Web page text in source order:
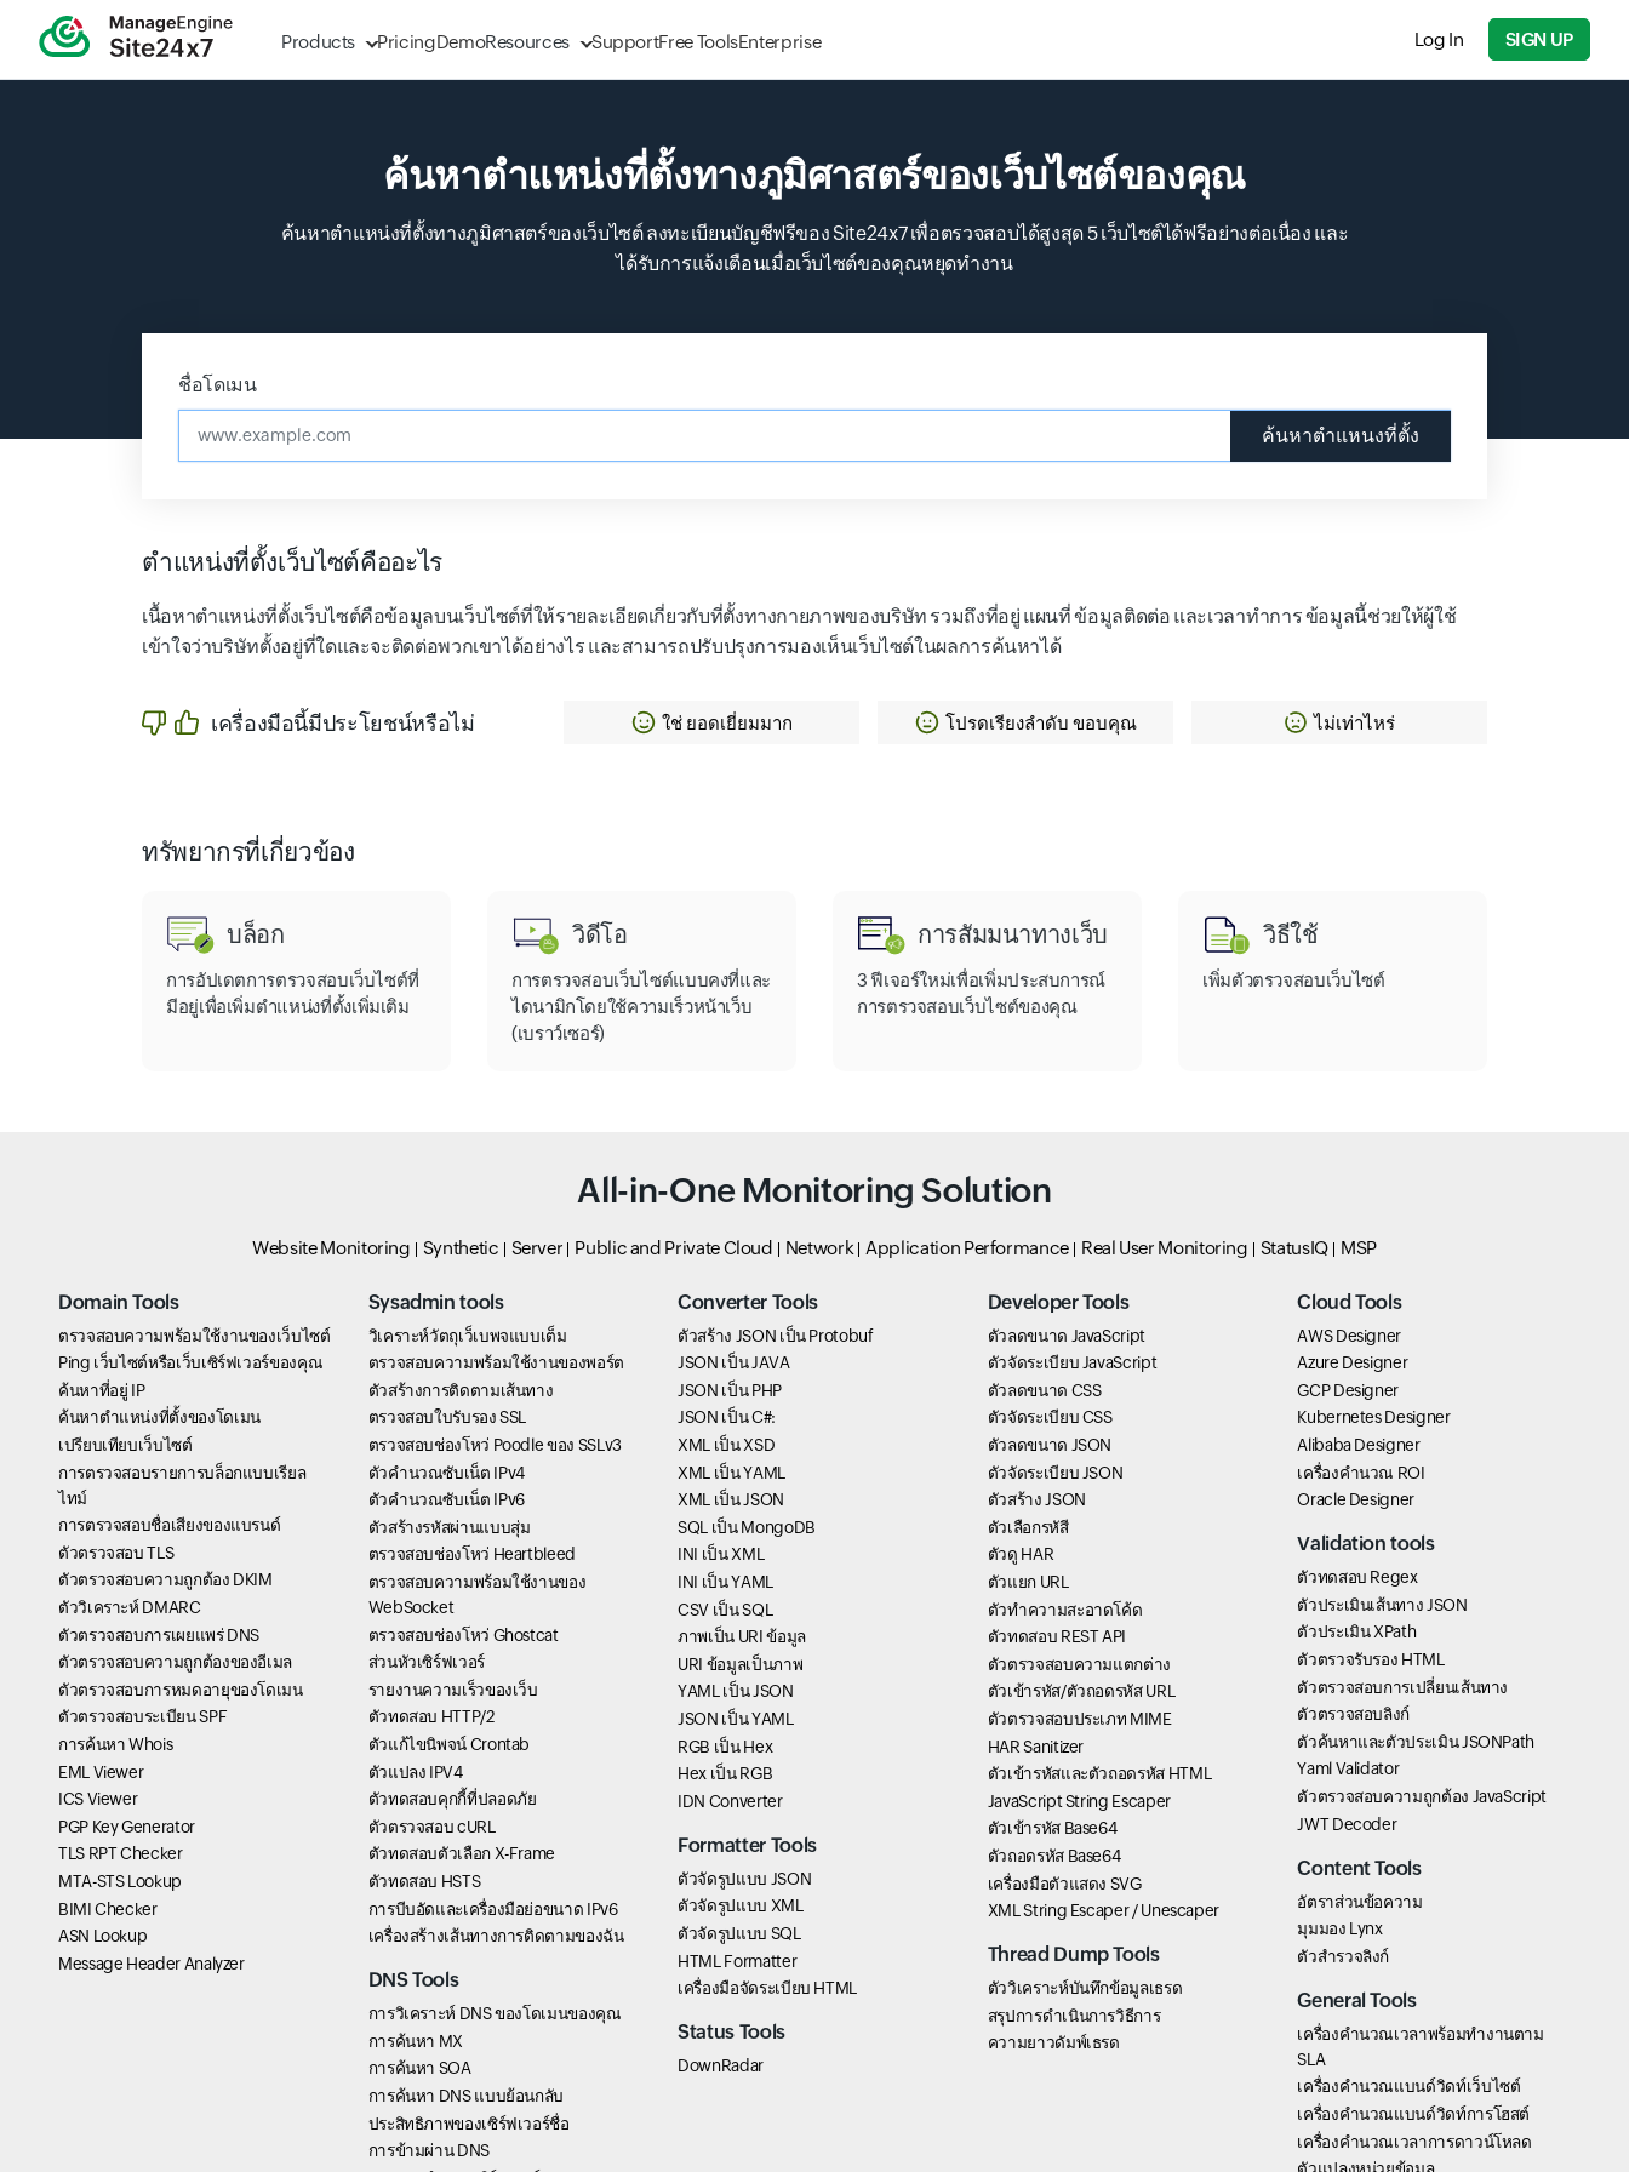
Products PricingDemoResources SupportFree ToolsEnterprise Log In SIGN UP
ค้นหาตำแหน่งที่ตั้งทางภูมิศาสตร์ของเว็บไซต์ของคุณ
ค้นหาตำแหน่งที่ตั้งทางภูมิศาสตร์ของเว็บไซต์ ลงทะเบียนบัญชีฟรีของ Site24x7 เพื่อตรวจสอบได้สูงสุด 5 เว็บไซต์ได้ฟรีอย่างต่อเนื่อง และ
ได้รับการแจ้งเตือนเมื่อเว็บไซต์ของคุณหยุดทำงาน
Input field
Input field
ชื่อโดเมนwww.example.com
ค้นหาตำแหนงที่ตั้ง
ตำแหน่งที่ตั้งเว็บไซต์คืออะไร
เนื้อหาตำแหน่งที่ตั้งเว็บไซต์คือข้อมูลบนเว็บไซต์ที่ให้รายละเอียดเกี่ยวกับที่ตั้งทางกายภาพของบริษัท รวมถึงที่อยู่ แผนที่ ข้อมูลติดต่อ และเวลาทำการ ข้อมูลนี้ช่วยให้ผู้ใช้
เข้าใจว่าบริษัทตั้งอยู่ที่ใดและจะติดต่อพวกเขาได้อย่างไร และสามารถปรับปรุงการมองเห็นเว็บไซต์ในผลการค้นหาได้
เครื่องมือนี้มีประโยชน์หรือไม่ ใช่ ยอดเยี่ยมมาก โปรดเรียงลำดับ ขอบคุณ ไม่เท่าไหร่
ทรัพยากรที่เกี่ยวข้อง
บล็อก
การอัปเดตการตรวจสอบเว็บไซต์ที่
มีอยู่เพื่อเพิ่มตำแหน่งที่ตั้งเพิ่มเติม
วิดีโอ
การตรวจสอบเว็บไซต์แบบคงที่และ
ไดนามิกโดยใช้ความเร็วหน้าเว็บ
(เบราว์เซอร์)
การสัมมนาทางเว็บ
3 ฟีเจอร์ใหม่เพื่อเพิ่มประสบการณ์
การตรวจสอบเว็บไซต์ของคุณ
วิธีใช้
เพิ่มตัวตรวจสอบเว็บไซต์
All-in-One Monitoring Solution
Website Monitoring Synthetic Server Public and Private Cloud Network Application Performance Real User Monitoring StatusIQ MSP
Domain Tools
ตรวจสอบความพร้อมใช้งานของเว็บไซต์
Ping เว็บไซต์หรือเว็บเซิร์ฟเวอร์ของคุณ
ค้นหาที่อยู่ IP
ค้นหาตำแหน่งที่ตั้งของโดเมน
เปรียบเทียบเว็บไซต์
การตรวจสอบรายการบล็อกแบบเรียล
ไทม์
การตรวจสอบชื่อเสียงของแบรนด์
ตัวตรวจสอบ TLS
ตัวตรวจสอบความถูกต้อง DKIM
ตัววิเคราะห์ DMARC
ตัวตรวจสอบการเผยแพร่ DNS
ตัวตรวจสอบความถูกต้องของอีเมล
ตัวตรวจสอบการหมดอายุของโดเมน
ตัวตรวจสอบระเบียน SPF
การค้นหา Whois
EML Viewer
ICS Viewer
PGP Key Generator
TLS RPT Checker
MTA-STS Lookup
BIMI Checker
ASN Lookup
Message Header Analyzer
Sysadmin tools
วิเคราะห์วัตถุเว็เบพจแบบเต็ม
ตรวจสอบความพร้อมใช้งานของพอร์ต
ตัวสร้างการติดตามเส้นทาง
ตรวจสอบใบรับรอง SSL
ตรวจสอบช่องโหว่ Poodle ของ SSLv3
ตัวคำนวณซับเน็ต IPv4
ตัวคำนวณซับเน็ต IPv6
ตัวสร้างรหัสผ่านแบบสุ่ม
ตรวจสอบช่องโหว่ Heartbleed
ตรวจสอบความพร้อมใช้งานของ
WebSocket
ตรวจสอบช่องโหว่ Ghostcat
ส่วนหัวเซิร์ฟเวอร์
รายงานความเร็วของเว็บ
ตัวทดสอบ HTTP/2
ตัวแก้ไขนิพจน์ Crontab
ตัวแปลง IPV4
ตัวทดสอบคุกกี้ที่ปลอดภัย
ตัวตรวจสอบ cURL
ตัวทดสอบตัวเลือก X-Frame
ตัวทดสอบ HSTS
การบีบอัดและเครื่องมือย่อขนาด IPv6
เครื่องสร้างเส้นทางการติดตามของฉัน
DNS Tools
การวิเคราะห์ DNS ของโดเมนของคุณ
การค้นหา MX
การค้นหา SOA
การค้นหา DNS แบบย้อนกลับ
ประสิทธิภาพของเซิร์ฟเวอร์ชื่อ
การข้ามผ่าน DNS
Converter Tools
ตัวสร้าง JSON เป็น Protobuf
JSON เป็น JAVA
JSON เป็น PHP
JSON เป็น C#:
XML เป็น XSD
XML เป็น YAML
XML เป็น JSON
SQL เป็น MongoDB
INI เป็น XML
INI เป็น YAML
CSV เป็น SQL
ภาพเป็น URI ข้อมูล
URI ข้อมูลเป็นภาพ
YAML เป็น JSON
JSON เป็น YAML
RGB เป็น Hex
Hex เป็น RGB
IDN Converter
Formatter Tools
ตัวจัดรูปแบบ JSON
ตัวจัดรูปแบบ XML
ตัวจัดรูปแบบ SQL
HTML Formatter
เครื่องมือจัดระเบียบ HTML
Status Tools
DownRadar
Developer Tools
ตัวลดขนาด JavaScript
ตัวจัดระเบียบ JavaScript
ตัวลดขนาด CSS
ตัวจัดระเบียบ CSS
ตัวลดขนาด JSON
ตัวจัดระเบียบ JSON
ตัวสร้าง JSON
ตัวเลือกรหัสี
ตัวดู HAR
ตัวแยก URL
ตัวทำความสะอาดโค้ด
ตัวทดสอบ REST API
ตัวตรวจสอบความแตกต่าง
ตัวเข้ารหัส/ตัวถอดรหัส URL
ตัวตรวจสอบประเภท MIME
HAR Sanitizer
ตัวเข้ารหัสและตัวถอดรหัส HTML
JavaScript String Escaper
ตัวเข้ารหัส Base64
ตัวถอดรหัส Base64
เครื่องมือตัวแสดง SVG
XML String Escaper / Unescaper
Thread Dump Tools
ตัววิเคราะห์บันทึกข้อมูลเธรด
สรุปการดำเนินการวิธีการ
ความยาวดัมพ์เธรด
Cloud Tools
AWS Designer
Azure Designer
GCP Designer
Kubernetes Designer
Alibaba Designer
เครื่องคำนวณ ROI
Oracle Designer
Validation tools
ตัวทดสอบ Regex
ตัวประเมินเส้นทาง JSON
ตัวประเมิน XPath
ตัวตรวจรับรอง HTML
ตัวตรวจสอบการเปลี่ยนเส้นทาง
ตัวตรวจสอบลิงก์
ตัวค้นหาและตัวประเมิน JSONPath
Yaml Validator
ตัวตรวจสอบความถูกต้อง JavaScript
JWT Decoder
Content Tools
อัตราส่วนข้อความ
มุมมอง Lynx
ตัวสำรวจลิงก์
General Tools
เครื่องคำนวณเวลาพร้อมทำงานตาม
SLA
เครื่องคำนวณแบนด์วิดท์เว็บไซต์
เครื่องคำนวณแบนด์วิดท์การโฮสต์
เครื่องคำนวณเวลาการดาวน์โหลด